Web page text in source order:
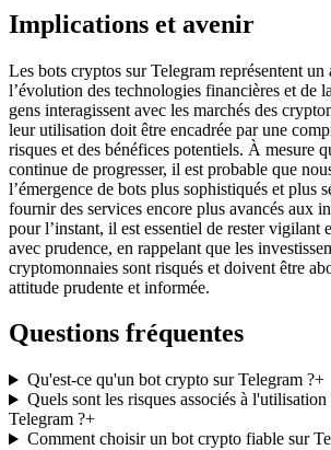
Implications et avenir
Les bots cryptos sur Telegram représentent un
l’évolution des technologies financières et de
gens interagissent avec les marchés des
leur utilisation doit être encadrée par une
risques et des bénéfices potentiels. À mesure
continue de progresser, il est probable que
l’émergence de bots plus sophistiqués et plus
fournir des services encore plus avancés aux
pour l’instant, il est essentiel de rester vigilant
avec prudence, en rappelant que les
cryptomonnaies sont risqués et doivent être
attitude prudente et informée.
Questions fréquentes
Qu'est-ce qu'un bot crypto sur Telegram ?+
Quels sont les risques associés à
Telegram ?+
Comment choisir un bot crypto fiable sur